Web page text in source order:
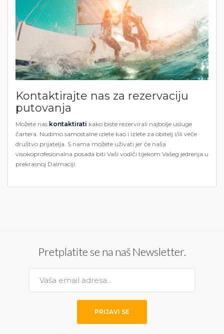
Kontaktirajte nas za rezervaciju
putovanja
Možete nas kontaktirati kako biste rezervirali najbolje usluge
čartera. Nudimo samostalne izlete kao i izlete za obitelj i/ili veće
društvo prijatelja. S nama možete uživati ​​jer će naša
visokoprofesionalna posada biti Vaši vodiči tijekom Vašeg jedrenja u
prekrasnoj Dalmaciji.
Pretplatite se na naš Newsletter.
PRIJAVI SE